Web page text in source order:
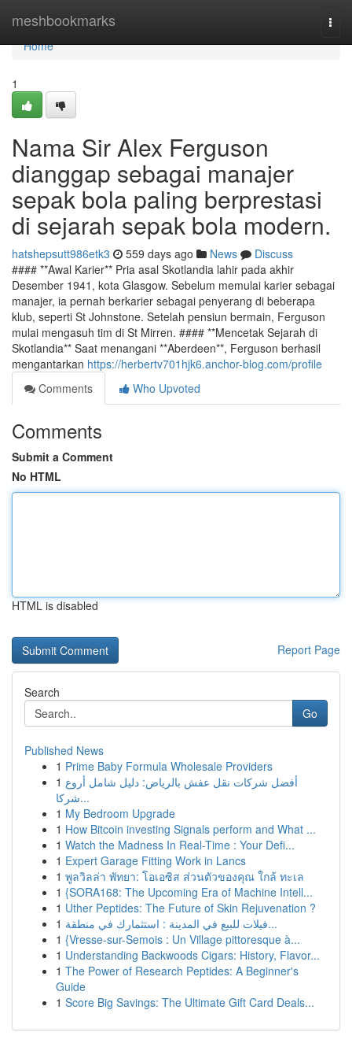
meshbookmarks
Home
Home
1
Nama Sir Alex Ferguson
dianggap sebagai manajer
sepak bola paling berprestasi
di sejarah sepak bola modern.
hatshepsutt986etk3 559 days ago News
Discuss
#### **Awal Karier** Pria asal Skotlandia lahir pada akhir
Desember 1941, kota Glasgow. Sebelum memulai karier sebagai
manajer, ia pernah berkarier sebagai penyerang di beberapa
klub, seperti St Johnstone. Setelah pensiun bermain, Ferguson
mulai mengasuh tim di St Mirren. #### **Mencetak Sejarah di
Skotlandia** Saat menangani **Aberdeen**, Ferguson berhasil
mengantarkan https://herbertv701hjk6.anchor-blog.com/profile
Comments
Who Upvoted
Comments
Submit a Comment
No HTML
HTML is disabled
Report Page
Search
Go
Published News
1 Prime Baby Formula Wholesale Providers
1 أفضل شركات نقل عفش بالرياض: دليل شامل أروع
شركا...
1 My Bedroom Upgrade
1 How Bitcoin investing Signals perform and What ...
1 Watch the Madness In Real-Time : Your Defi...
1 Expert Garage Fitting Work in Lancs
1 พูลวิลล่า พัทยา: โอเอซิส ส่วนตัวของคุณ ใกล้ ทะเล
1 {SORA168: The Upcoming Era of Machine Intell...
1 Uther Peptides: The Future of Skin Rejuvenation ?
1
فيلات للبيع في المدينة : استثمارك في منطقة...
1 {Vresse-sur-Semois : Un Village pittoresque à...
1 Understanding Backwoods Cigars: History, Flavor...
1 The Power of Research Peptides: A Beginner's
Guide
1 Score Big Savings: The Ultimate Gift Card Deals...